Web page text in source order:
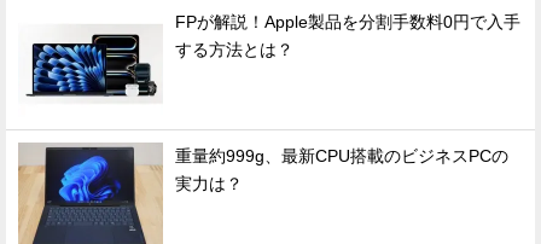
FPが解説！Apple製品を分割手数料0円で入手
する方法とは？
重量約999g、最新CPU搭載のビジネスPCの
実力は？